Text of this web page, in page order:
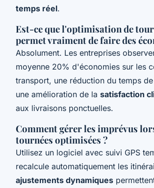
temps réel.
Est-ce que l'optimisation de
permet vraiment de faire des
Absolument. Les entreprises
moyenne 20% d'économies sur les
transport, une réduction du temps
une amélioration de la satisfaction
aux livraisons ponctuelles.
Comment gérer les imprévus
tournées optimisées ?
Utilisez un logiciel avec suivi GPS
recalcule automatiquement les
ajustements dynamiques